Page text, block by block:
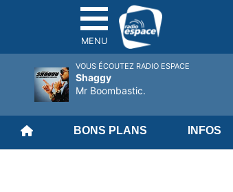
MENU
BONS PLANS INFOS
VOUS ÉCOUTEZ RADIO ESPACE
Shaggy
Mr Boombastic.